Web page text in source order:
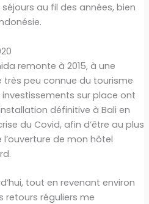
au fil des années, bien
remonte à 2015, à une
très peu connue du tourisme
sur place ont
définitive à Bali en
du Covid, afin d’être au plus
de mon hôtel
tout en revenant environ
retours réguliers me